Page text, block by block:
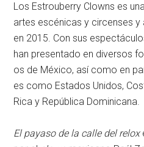
Los Estrouberry Clowns es
artes escénicas y circenses
en 2015. Con sus
han presentado en diversos
os de México, así como en
es como Estados Unidos,
Rica y República Dominicana.
El payaso de la calle del relox